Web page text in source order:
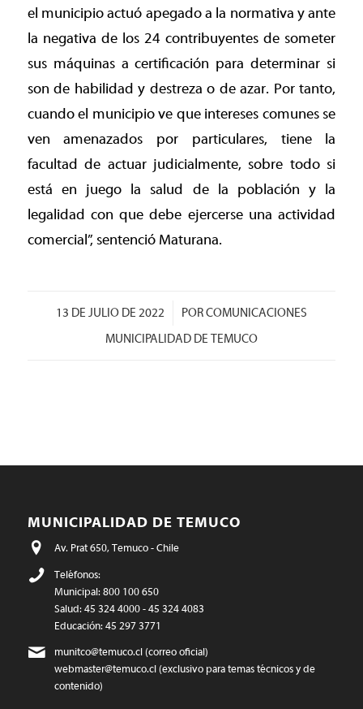
el municipio actuó apegado a la normativa y ante
la negativa de los 24 contribuyentes de someter
sus máquinas a certificación para determinar si
son de habilidad y destreza o de azar. Por tanto,
cuando el municipio ve que intereses comunes se
ven amenazados por particulares, tiene la
facultad de actuar judicialmente, sobre todo si
está en juego la salud de la población y la
legalidad con que debe ejercerse una actividad
comercial”, sentenció Maturana.
13 DE JULIO DE 2022
/ PORCOMUNICACIONES
MUNICIPALIDAD DE TEMUCO
MUNICIPALIDAD DE TEMUCO
Av. Prat 650, Temuco - Chile
Teléfonos:
Municipal: 800 100 650
Salud: 45 324 4000 - 45 324 4083
Educación: 45 297 3771
munitco@temuco.cl(correo oficial)
webmaster@temuco.cl(exclusivo para temas técnicos y de
contenido)